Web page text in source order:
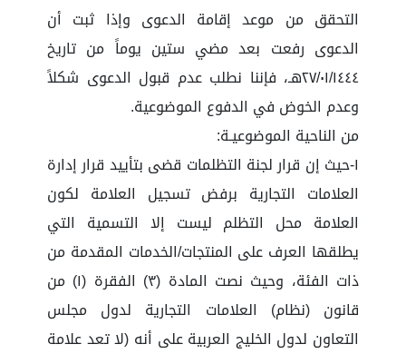
التحقق من موعد إقامة الدعوى وإذا ثبت أن
الدعوى رفعت بعد مضي ستين يوماً من تاريخ
٢٧/٠١/١٤٤٤هـ، فإننا نطلب عدم قبول الدعوى شكلاً
وعدم الخوض في الدفوع الموضوعية.
من الناحية الموضوعيـة:
١-حيث إن قرار لجنة التظلمات قضى بتأييد قرار إدارة
العلامات التجارية برفض تسجيل العلامة لكون
العلامة محل التظلم ليست إلا التسمية التي
يطلقها العرف على المنتجات/الخدمات المقدمة من
ذات الفئة، وحيث نصت المادة (٣) الفقرة (١) من
قانون (نظام) العلامات التجارية لدول مجلس
التعاون لدول الخليج العربية على أنه (لا تعد علامة